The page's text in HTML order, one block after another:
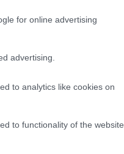
for online advertising
advertising.
to analytics like cookies on
to functionality of the website
beadása óta, vagy túl
már az önfeledt
szuper legyen,
az egészet.
az alábbi
3,5 milliós határ
Jelen állás szerint